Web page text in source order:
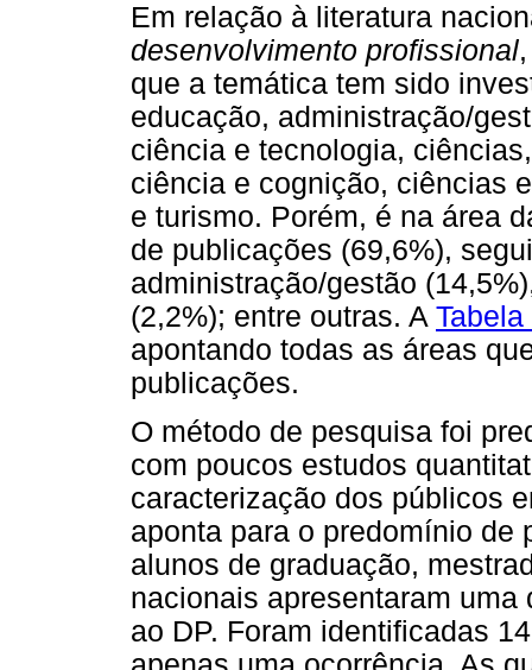
Em relação à literatura
desenvolvimento profissional
que a temática tem sido
educação, administração/
ciência e tecnologia,
ciência e cognição, ciências
e turismo. Porém, é na área
de publicações (69,6%),
administração/gestão
(2,2%); entre outras. A Tabela
apontando todas as áreas
publicações.
O método de pesquisa foi
com poucos estudos
caracterização dos públicos
aponta para o predomínio de
alunos de graduação,
nacionais apresentaram
ao DP. Foram identificadas